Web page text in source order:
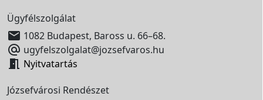
Ügyfélszolgálat
 1082 Budapest, Baross u. 66–68.
 ugyfelszolgalat@jozsefvaros.hu
 Nyitvatartás
Józsefvárosi Rendészet